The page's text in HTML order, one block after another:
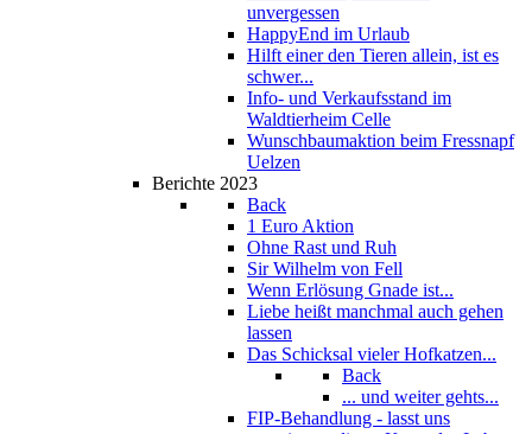
unvergessen
HappyEnd im Urlaub
Hilft einer den Tieren allein, ist es
schwer...
Info- und Verkaufsstand im
Waldtierheim Celle
Wunschbaumaktion beim Fressnapf
Uelzen
Berichte 2023
Back
1 Euro Aktion
Ohne Rast und Ruh
Sir Wilhelm von Fell
Wenn Erlösung Gnade ist...
Liebe heißt manchmal auch gehen
lassen
Das Schicksal vieler Hofkatzen...
Back
... und weiter gehts...
FIP-Behandlung - lasst uns